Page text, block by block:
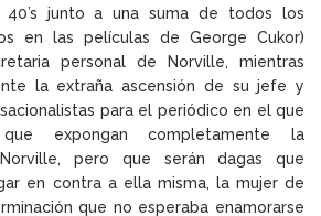
junto a una suma de todos los
en las películas de George Cukor)
personal de Norville, mientras
la extraña ascensión de su jefe y
para el periódico en el que
expongan completamente la
pero que serán dagas que
en contra a ella misma, la mujer de
que no esperaba enamorarse